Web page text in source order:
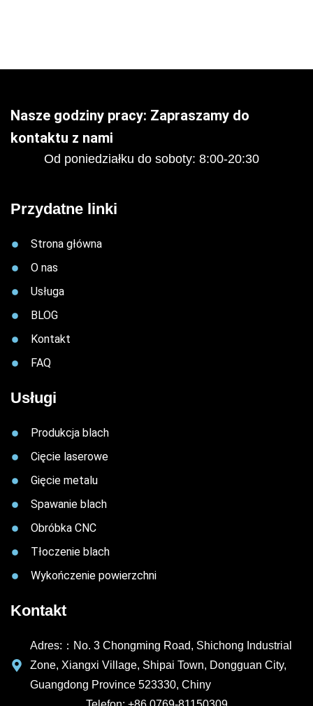
Nasze godziny pracy: Zapraszamy do
kontaktu z nami
Od poniedziałku do soboty: 8:00-20:30
Przydatne linki
Strona główna
O nas
Usługa
BLOG
Kontakt
FAQ
Usługi
Produkcja blach
Cięcie laserowe
Gięcie metalu
Spawanie blach
Obróbka CNC
Tłoczenie blach
Wykończenie powierzchni
Kontakt
Adres:：No. 3 Chongming Road, Shichong Industrial
Zone, Xiangxi Village, Shipai Town, Dongguan City,
Guangdong Province 523330, Chiny